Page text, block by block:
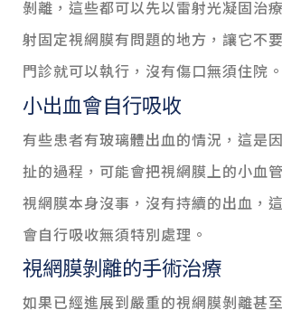
剝離，這些都可以先以雷射光凝固治
射固定視網膜有問題的地方，讓它不
門診就可以執行，沒有傷口無須住院。
小出血會自行吸收
有些患者有玻璃體出血的情況，這是
扯的過程，可能會把視網膜上的小血
視網膜本身沒事，沒有持續的出血，
會自行吸收無須特別處理。
視網膜剝離的手術治療
如果已經進展到嚴重的視網膜剝離甚